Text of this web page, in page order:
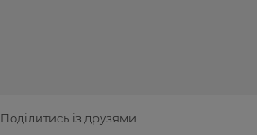
Поділитись із друзями